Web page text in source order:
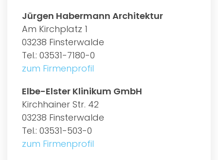
Jürgen Habermann Architektur
Am Kirchplatz 1
03238 Finsterwalde
Tel.: 03531-7180-0
zum Firmenprofil
Elbe-Elster Klinikum GmbH
Kirchhainer Str. 42
03238 Finsterwalde
Tel.: 03531-503-0
zum Firmenprofil